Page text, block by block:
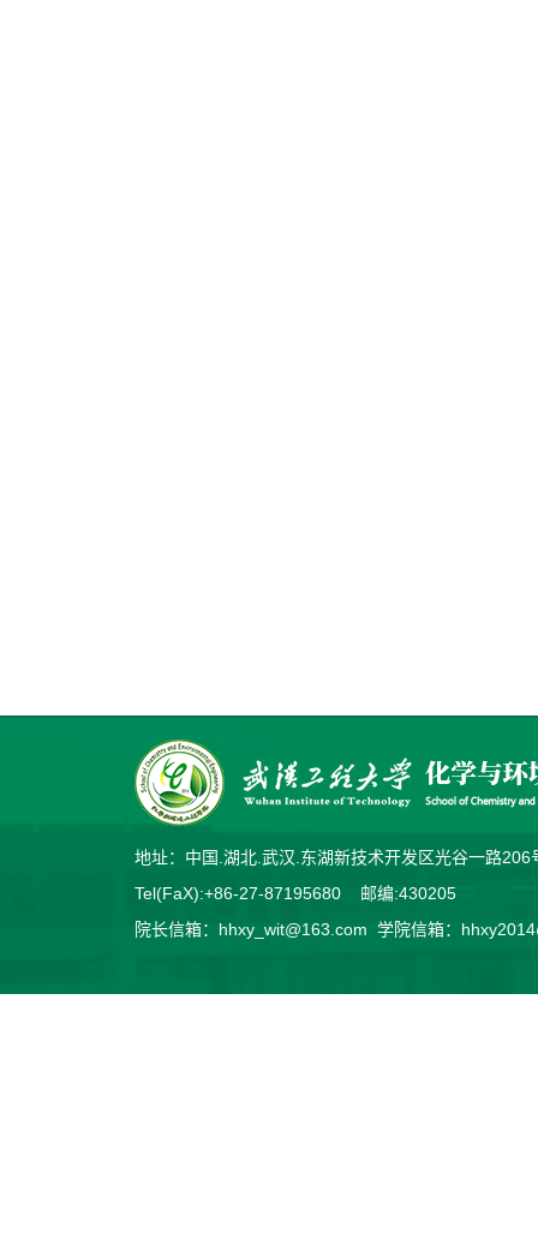
地址：中国.湖北.武汉.东湖新技术开发区光谷一路
Tel(FaX):+86-27-87195680 邮编:430205
院长信箱：hhxy_wit@163.com 学院信箱：